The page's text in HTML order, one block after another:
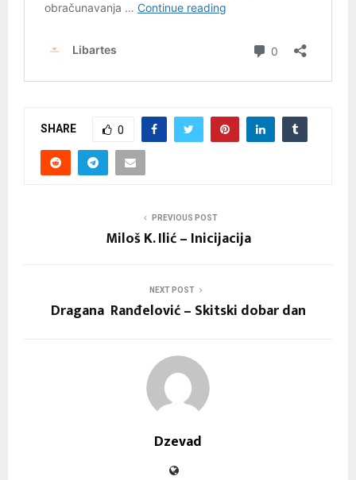
SHARE 0
PREVIOUS POST
Miloš K. Ilić – Inicijacija
NEXT POST
Dragana Ranđelović – Skitski dobar dan
Dzevad